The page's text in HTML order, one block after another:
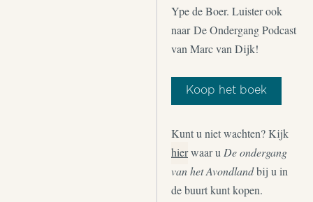
Ype de Boer. Luister ook
naar De Ondergang Podcast
van Marc van Dijk!
Koop het boek
Kunt u niet wachten? Kijk
hierwaar u De ondergang
van het Avondlandbij u in
de buurt kunt kopen.